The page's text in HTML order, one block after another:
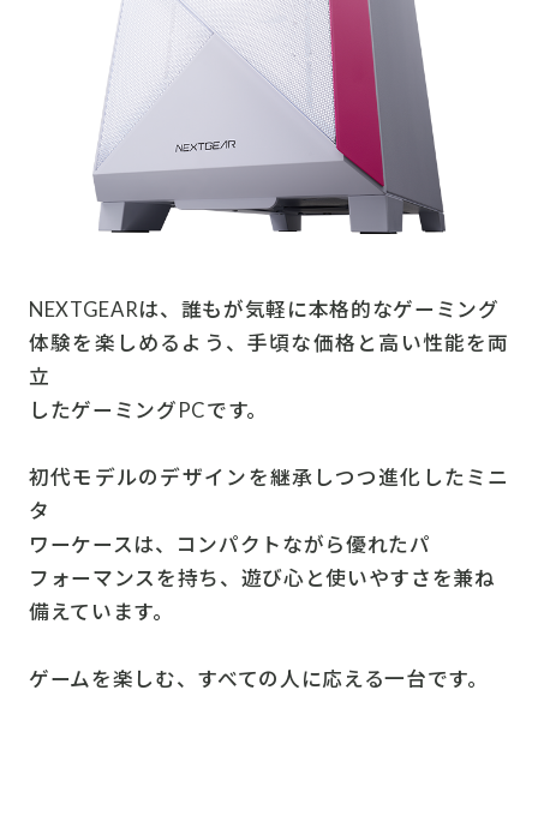
NEXTGEARは、誰もが気軽に本格的なゲーミング
体験を楽しめるよう、手頃な価格と高い性能を両
立
したゲーミングPCです。
初代モデルのデザインを継承しつつ進化したミニ
タ
ワーケースは、コンパクトながら優れたパ
フォーマンスを持ち、遊び心と使いやすさを兼ね
備えています。
ゲームを楽しむ、すべての人に応える一台です。